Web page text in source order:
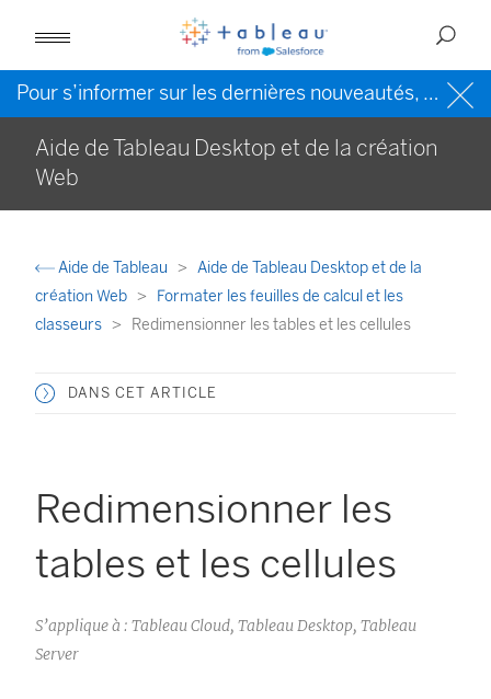
Pour s’informer sur les dernières nouveautés, veuillez consulter l’
Aide de Tableau Desktop et de la création
Web
Aide de Tableau
Aide de Tableau Desktop et de la
création Web
Formater les feuilles de calcul et les
classeurs
Redimensionner les tables et les cellules
DANS CET ARTICLE
Redimensionner les
tables et les cellules
S’applique à : Tableau Cloud, Tableau Desktop, Tableau
Server